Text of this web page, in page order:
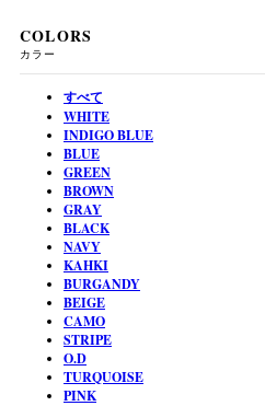
COLORS
カラー
すべて
WHITE
INDIGO BLUE
BLUE
GREEN
BROWN
GRAY
BLACK
NAVY
KAHKI
BURGANDY
BEIGE
CAMO
STRIPE
O.D
TURQUOISE
PINK